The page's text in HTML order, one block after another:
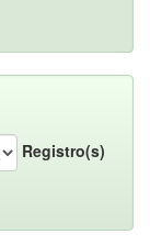
Registro(s)